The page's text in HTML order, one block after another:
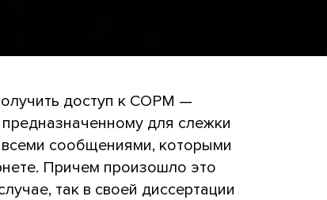
доступ к СОРМ —
для слежки
сообщениями, которыми
Причем произошло это
так в своей диссертации